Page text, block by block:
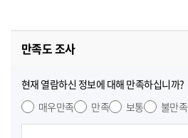
만족도 조사
현재 열람하신 정보에 대해 만족하십니까?
매우만족
만족 보통 불만족